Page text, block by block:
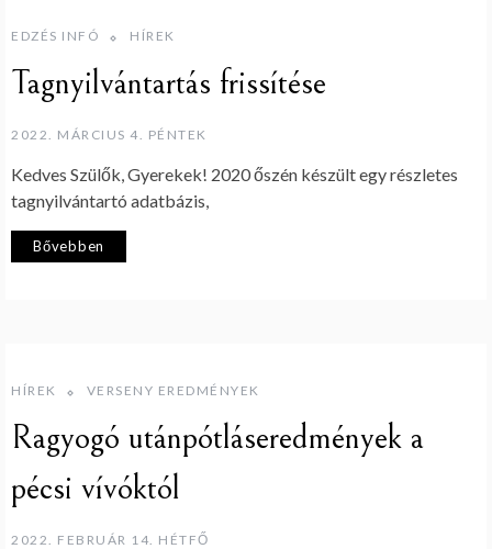
EDZÉS INFÓ HÍREK
Tagnyilvántartás frissítése
2022. MÁRCIUS 4. PÉNTEK
Kedves Szülők, Gyerekek! 2020 őszén készült egy részletes
tagnyilvántartó adatbázis,
Bővebben
HÍREK VERSENY EREDMÉNYEK
Ragyogó utánpótláseredmények a
pécsi vívóktól
2022. FEBRUÁR 14. HÉTFŐ